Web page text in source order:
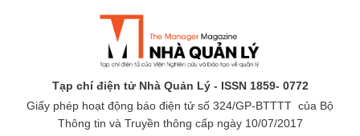
Tạp chí điện tử Nhà Quản Lý - ISSN 1859- 0772
Giấy phép hoạt động báo điện tử số 324/GP-BTTTT của Bộ
Thông tin và Truyền thông cấp ngày 10/07/2017